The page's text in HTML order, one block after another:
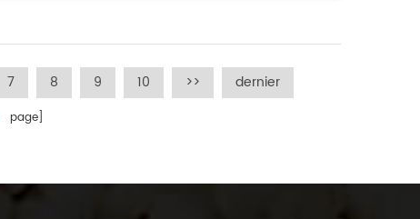
7 8 9 10 >> dernier
page]